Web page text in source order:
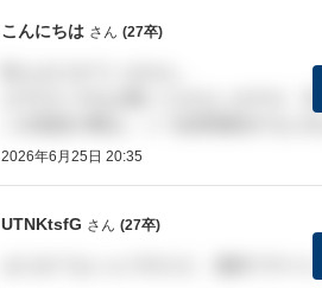
こんにちは さん (27卒)
2026年6月25日 20:35
UTNKtsfG さん (27卒)
まだきてないんですけど、最終でサイ